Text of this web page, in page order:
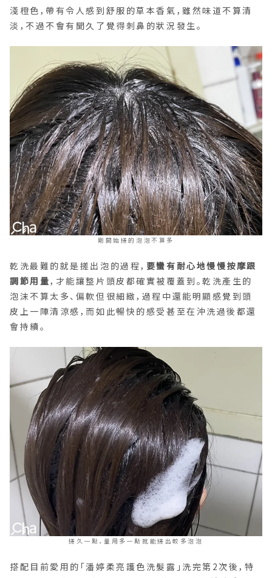
淺橙色，帶有令人感到舒服的草本香氣，雖然味道不算清
淡，不過不會有聞久了覺得刺鼻的狀況發生。
剛開始搓的泡泡不算多
乾洗最難的就是搓出泡的過程， 要蠻有耐心地慢慢按摩跟
調節用量，才能讓整片頭皮都確實被覆蓋到。乾洗產生的
泡沫不算太多、偏軟但很細緻，過程中還能明顯感覺到頭
皮上一陣清涼感，而如此暢快的感受甚至在沖洗過後都還
會持續。
搓久一點，量用多一點就能搓出較多泡泡
搭配目前愛用的「潘婷柔亮護色洗髮露」洗完第2次後，特